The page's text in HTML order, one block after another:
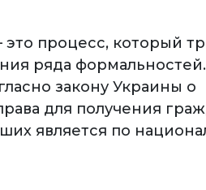
процесс, который
ряда формальностей.
закону Украины о
для получения
является по